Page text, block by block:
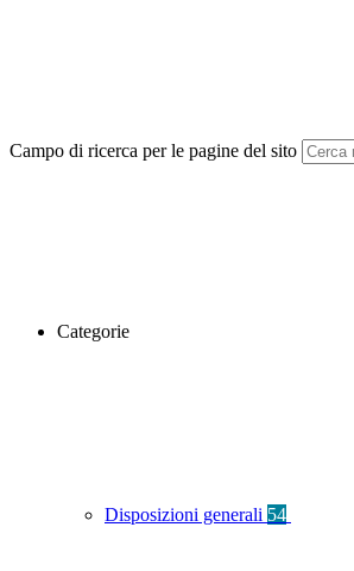
Campo di ricerca per le pagine del sito
Categorie
Disposizioni generali 54